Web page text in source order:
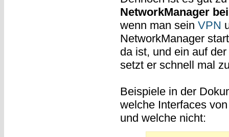
NetworkManager
wenn man sein VPN
NetworkManager
da ist, und ein auf
setzt er schnell mal
Beispiele in der
welche Interfaces
und welche nicht: